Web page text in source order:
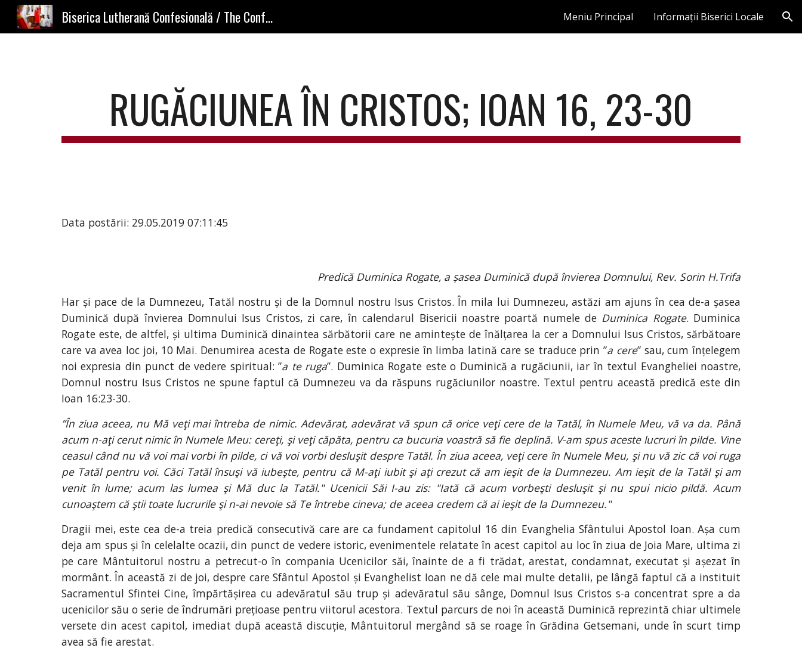
Skip to main content
Biserica Lutherană Confesională / The Confessional Lutheran Church Meniu Principal Informații Biserici Locale
RUGĂCIUNEA ÎN CRISTOS; IOAN 16, 23-30
Data postării: 29.05.2019 07:11:45
Predică Duminica Rogate, a șasea Duminică după învierea Domnului, Rev. Sorin H.Trifa
Har și pace de la Dumnezeu, Tatăl nostru și de la Domnul nostru Isus Cristos. În mila lui Dumnezeu, astăzi am ajuns în cea de-a șasea
Duminică după învierea Domnului Isus Cristos, zi care, în calendarul Bisericii noastre poartă numele de Duminica Rogate. Duminica
Rogate este, de altfel, și ultima Duminică dinaintea sărbătorii care ne amintește de înălțarea la cer a Domnului Isus Cristos, sărbătoare
care va avea loc joi, 10 Mai. Denumirea acesta de Rogate este o expresie în limba latină care se traduce prin ”a cere” sau, cum înțelegem
noi expresia din punct de vedere spiritual: ”a te ruga”. Duminica Rogate este o Duminică a rugăciunii, iar în textul Evangheliei noastre,
Domnul nostru Isus Cristos ne spune faptul că Dumnezeu va da răspuns rugăciunilor noastre. Textul pentru această predică este din
Ioan 16:23-30.
”În ziua aceea, nu Mă veţi mai întreba de nimic. Adevărat, adevărat vă spun că orice veţi cere de la Tatăl, în Numele Meu, vă va da. Până
acum n-aţi cerut nimic în Numele Meu: cereţi, şi veţi căpăta, pentru ca bucuria voastră să fie deplină. V-am spus aceste lucruri în pilde. Vine
ceasul când nu vă voi mai vorbi în pilde, ci vă voi vorbi desluşit despre Tatăl. În ziua aceea, veţi cere în Numele Meu, şi nu vă zic că voi ruga
pe Tatăl pentru voi. Căci Tatăl însuşi vă iubeşte, pentru că M-aţi iubit şi aţi crezut că am ieşit de la Dumnezeu. Am ieşit de la Tatăl şi am
venit în lume; acum las lumea şi Mă duc la Tatăl." Ucenicii Săi I-au zis: "Iată că acum vorbeşti desluşit şi nu spui nicio pildă. Acum
cunoaştem că ştii toate lucrurile şi n-ai nevoie să Te întrebe cineva; de aceea credem că ai ieşit de la Dumnezeu."
Dragii mei, este cea de-a treia predică consecutivă care are ca fundament capitolul 16 din Evanghelia Sfântului Apostol Ioan. Așa cum
deja am spus și în celelalte ocazii, din punct de vedere istoric, evenimentele relatate în acest capitol au loc în ziua de Joia Mare, ultima zi
pe care Mântuitorul nostru a petrecut-o în compania Ucenicilor săi, înainte de a fi trădat, arestat, condamnat, executat și așezat în
mormânt. În această zi de joi, despre care Sfântul Apostol și Evanghelist Ioan ne dă cele mai multe detalii, pe lângă faptul că a instituit
Sacramentul Sfintei Cine, împărtășirea cu adevăratul său trup și adevăratul său sânge, Domnul Isus Cristos s-a concentrat spre a da
ucenicilor său o serie de îndrumări prețioase pentru viitorul acestora. Textul parcurs de noi în această Duminică reprezintă chiar ultimele
versete din acest capitol, imediat după această discuție, Mântuitorul mergând să se roage în Grădina Getsemani, unde în scurt timp
avea să fie arestat.